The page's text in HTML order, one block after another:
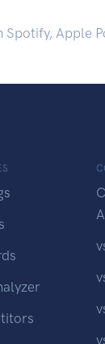
Apple